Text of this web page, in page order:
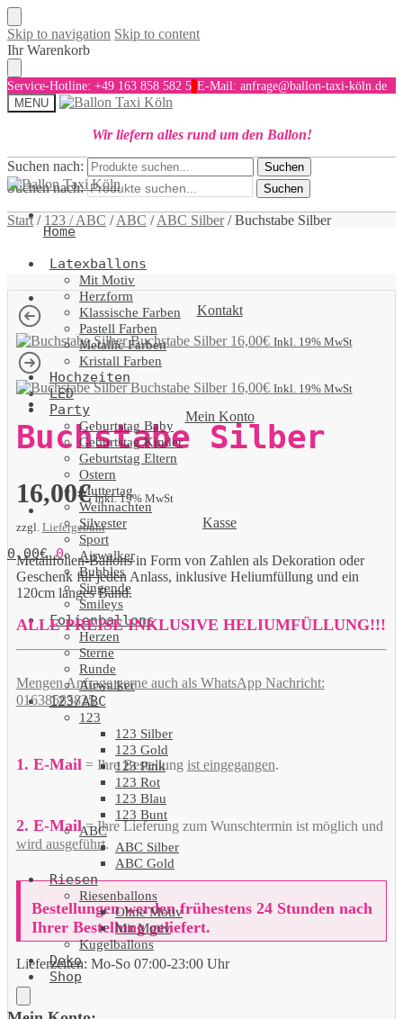
Skip to navigation Skip to content
Ihr Warenkorb
Service-Hotline: +49 163 858 582 5 E-Mail: anfrage@ballon-taxi-köln.de
MENU
Wir liefern alles rund um den Ballon!
Suchen nach: Suchen
Kontakt
Mein Konto
Kasse
0,00€ 0
Suchen nach: Suchen
Home
Latexballons
Mit Motiv
Herzform
Klassische Farben
Pastell Farben
Metallic Farben
Kristall Farben
Hochzeiten
LED
Party
Geburtstag Baby
Geburtstag Kinder
Geburtstag Eltern
Ostern
Muttertag
Weihnachten
Silvester
Sport
Airwalker
Bubbles
Singende
Smileys
Folienballons
Herzen
Sterne
Runde
Airwalker
123/ABC
123
123 Silber
123 Gold
123 Pink
123 Rot
123 Blau
123 Bunt
ABC
ABC Silber
ABC Gold
Riesen
Riesenballons
Ohne Motiv
Mit Motiv
Kugelballons
Deko
Shop
Start / 123 / ABC /ABC /ABC Silber/Buchstabe Silber
Buchstabe Silber 16,00€ Inkl. 19% MwSt
Buchstabe Silber 16,00€ Inkl. 19% MwSt
Buchstabe Silber
16,00€ Inkl. 19% MwSt
zzgl. Liefergebühr
Metallfolien-Ballons in Form von Zahlen als Dekoration oder
Geschenk für jeden Anlass, inklusive Heliumfüllung und ein
120cm langes Band.
ALLE PREISE INKLUSIVE HELIUMFÜLLUNG!!!
Mengen Anfrage gerne auch als WhatsApp Nachricht:
01638585825.
1. E-Mail = Ihre Bestellung ist eingegangen.
2. E-Mail= Ihre Lieferung zum Wunschtermin ist möglich und
wird ausgeführt.
Bestellungen werden frühestens 24 Stunden nach
Ihrer Bestellung geliefert.
Lieferzeiten: Mo-So 07:00-23:00 Uhr